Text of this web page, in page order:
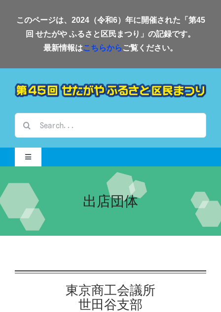
このページは、2024（令和6）年に開催された「第45
回 せたがや ふるさと区民まつり」の記録です。
最新情報はこちらから ご覧ください。
索
…
Toggle
Navigation
Home-2024-
会場案内
出店団体
東京商工会議所
世田谷支部